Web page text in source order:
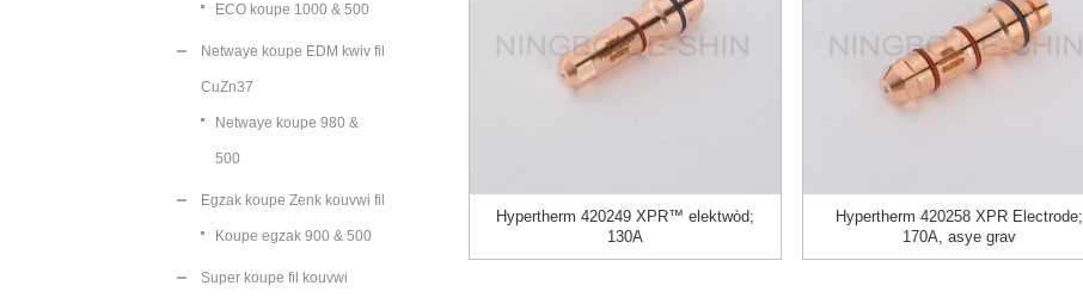
ECO koupe 1000 & 500
Netwaye koupe EDM kwiv fil
CuZn37
Netwaye koupe 980 &
500
Egzak koupe Zenk kouvwi fil
Koupe egzak 900 & 500
Super koupe fil kouvwi
Hypertherm 420249 XPR™ elektwòd;
130A
Hypertherm 420258 XPR Electrode;
170A, asye grav